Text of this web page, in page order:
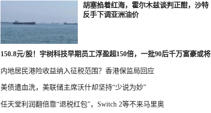
胡塞掐着红海，霍尔木兹谈判正酣，沙特
反手下调亚洲油价
150.8元/股！宇树科技早期员工浮盈超150倍，一批90后千万富豪或将
诞生
内地居民港险收益纳入征税范围？香港保监局回应
美债遭血洗，美联储主席沃什却坚持“少说为妙”
任天堂利润翻倍靠“退税红包”，Switch 2等不来马里奥